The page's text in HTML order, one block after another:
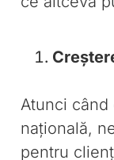
Atunci
națională,
pentru